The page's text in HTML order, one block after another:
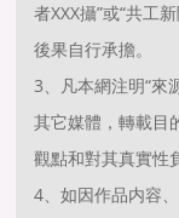
者XXX攝”或“共工
後果自行承擔。
3、凡本網注明“來
其它媒體，轉載目
觀點和對其真實性
4、如因作品内容